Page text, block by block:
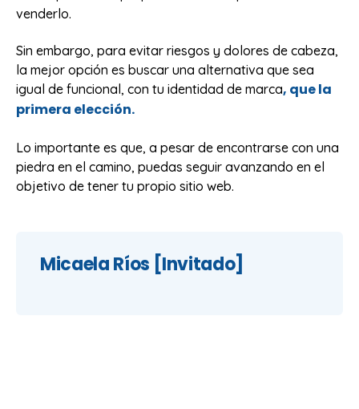
venderlo.
Sin embargo, para evitar riesgos y dolores de cabeza,
la mejor opción es buscar una alternativa que sea
igual de funcional, con tu identidad de marca, que la
primera elección.
Lo importante es que, a pesar de encontrarse con una
piedra en el camino, puedas seguir avanzando en el
objetivo de tener tu propio sitio web.
Micaela Ríos [Invitado]